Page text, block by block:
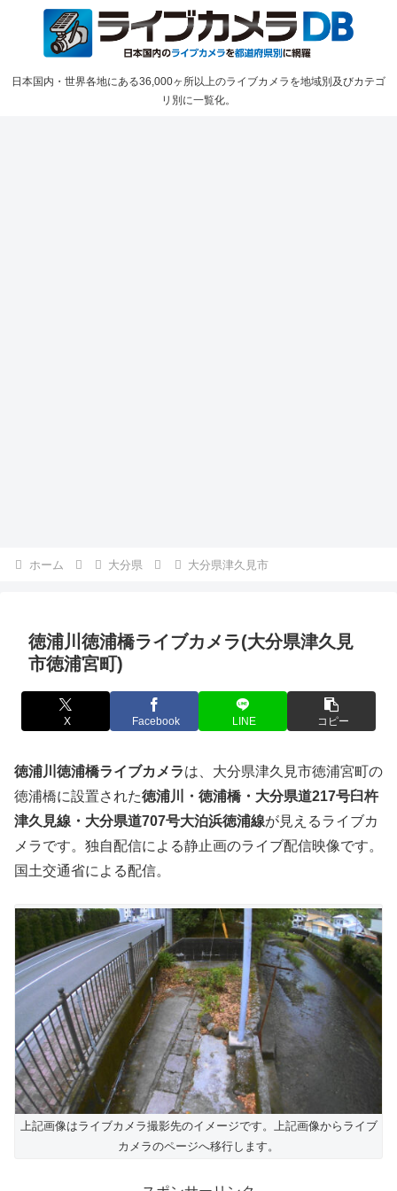
日本国内・世界各地にある36,000ヶ所以上のライブカメラを地域別及びカテゴ
リ別に一覧化。
ホーム 大分県 大分県津久見市
徳浦川徳浦橋ライブカメラ(大分県津久見
市徳浦宮町)
X Facebook LINE コピー
徳浦川徳浦橋ライブカメラは、大分県津久見市徳浦宮町の
徳浦橋に設置された徳浦川・徳浦橋・大分県道217号臼杵
津久見線・大分県道707号大泊浜徳浦線が見えるライブカ
メラです。独自配信による静止画のライブ配信映像です。
国土交通省による配信。
上記画像はライブカメラ撮影先のイメージです。上記画像からライブ
カメラのページへ移行します。